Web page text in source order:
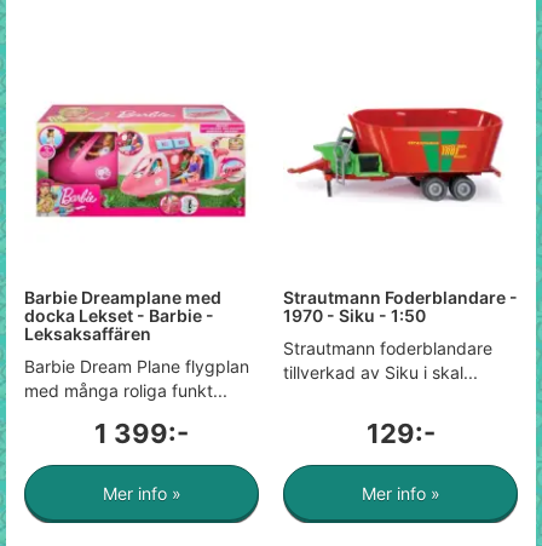
Barbie Dreamplane med
docka Lekset - Barbie -
Leksaksaffären
Barbie Dream Plane flygplan
med många roliga funkt...
1 399:-
Mer info »
Strautmann Foderblandare -
1970 - Siku - 1:50
Strautmann foderblandare
tillverkad av Siku i skal...
129:-
Mer info »